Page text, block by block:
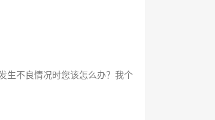
生不良情况时您该怎么办？我个